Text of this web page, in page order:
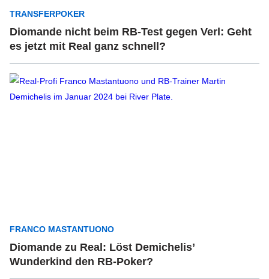
TRANSFERPOKER
Diomande nicht beim RB-Test gegen Verl: Geht
es jetzt mit Real ganz schnell?
FRANCO MASTANTUONO
Diomande zu Real: Löst Demichelis’
Wunderkind den RB-Poker?